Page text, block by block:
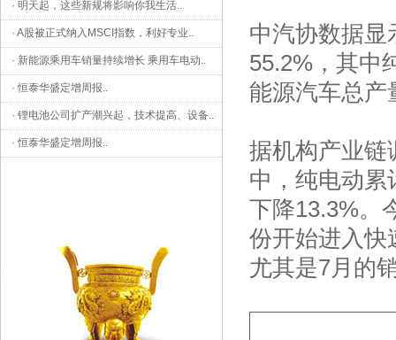
· 明天起，这些新规将影响你我生活..
· A股被正式纳入MSCI指数，利好专业..
· 新能源乘用车销量持续增长 乘用车电动..
·恒泰华盛定增周报..
· 锂电池公司扩产潮兴起，技术提高、设备..
·恒泰华盛定增周报..
中汽协数据显
55.2%，其中
能源汽车总产
据机构产业链
中，纯电动累
下降13.3%。
份开始进入快
尤其是7月的